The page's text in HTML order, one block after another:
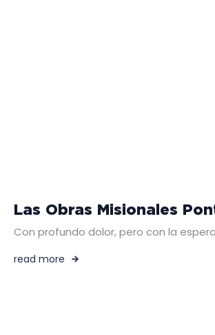
Las Obras Misionales
Con profundo dolor, pero con la
read more